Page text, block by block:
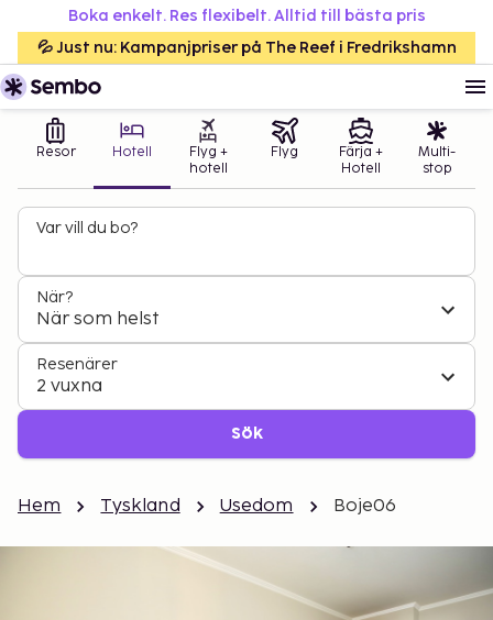
Boka enkelt. Res flexibelt. Alltid till bästa pris
💦 Just nu: Kampanjpriser på The Reef i Fredrikshamn
Resor Hotell
Flyg +
hotell
Flyg
Färja +
Hotell
Multi-
stop
Var vill du bo?
När?
När som helst
Resenärer
2 vuxna
Sök
Hem Tyskland Usedom Boje06